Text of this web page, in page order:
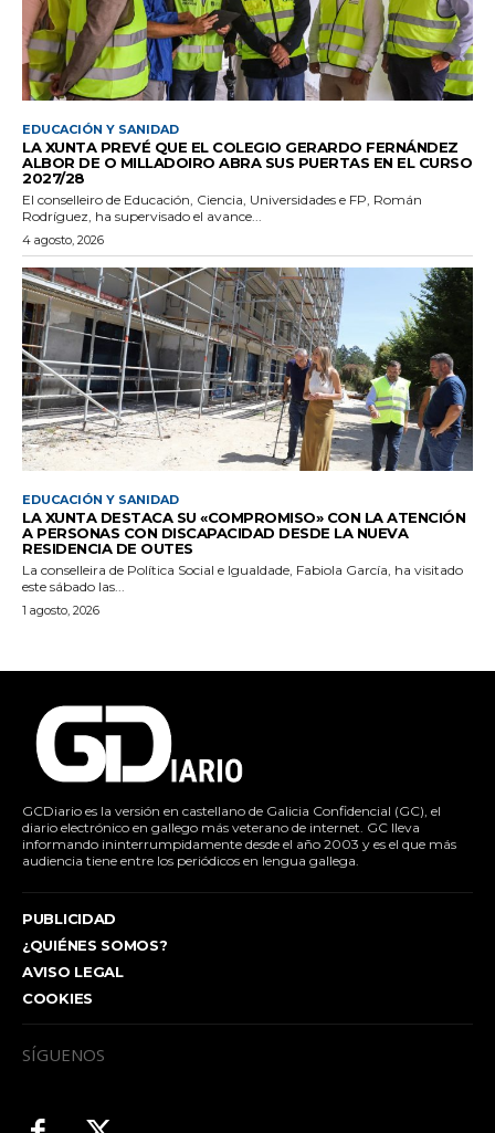
EDUCACIÓN Y SANIDAD
LA XUNTA PREVÉ QUE EL COLEGIO GERARDO FERNÁNDEZ
ALBOR DE O MILLADOIRO ABRA SUS PUERTAS EN EL CURSO
2027/28
El conselleiro de Educación, Ciencia, Universidades e FP, Román
Rodríguez, ha supervisado el avance...
4 agosto, 2026
EDUCACIÓN Y SANIDAD
LA XUNTA DESTACA SU «COMPROMISO» CON LA ATENCIÓN
A PERSONAS CON DISCAPACIDAD DESDE LA NUEVA
RESIDENCIA DE OUTES
La conselleira de Política Social e Igualdade, Fabiola García, ha visitado
este sábado las...
1 agosto, 2026
GCDiario es la versión en castellano de Galicia Confidencial (GC), el
diario electrónico en gallego más veterano de internet. GC lleva
informando ininterrumpidamente desde el año 2003 y es el que más
audiencia tiene entre los periódicos en lengua gallega.
PUBLICIDAD
¿QUIÉNES SOMOS?
AVISO LEGAL
COOKIES
SÍGUENOS